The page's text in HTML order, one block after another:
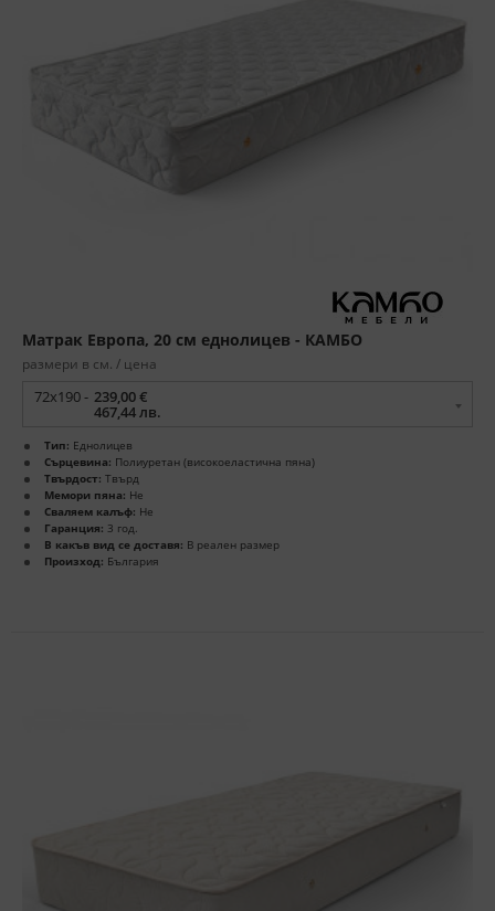
Матрак Европа, 20 см еднолицев - КАМБО
размери в см. / цена
72x190 - 239,00 €
467,44 лв.
Тип: Еднолицев
Сърцевина: Полиуретан (високоеластична пяна)
Твърдост: Твърд
Мемори пяна: Не
Сваляем калъф: Не
Гаранция: 3 год.
В какъв вид се доставя: В реален размер
Произход: България